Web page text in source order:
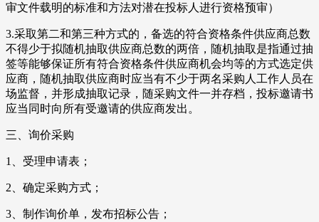
审文件载明的标准和方法对潜在投标人进行资格预审）
3.采取第二和第三种方式的，备选的符合资格条件供应商总数
不得少于拟随机抽取供应商总数的两倍，随机抽取是指通过抽
签等能够保证所有符合资格条件供应商机会均等的方式选定供
应商，随机抽取供应商时应当有不少于两名采购人工作人员在
场监督，并形成抽取记录，随采购文件一并存档，投标邀请书
应当同时向所有受邀请的供应商发出。
三、询价采购
1、受理申请表；
2、确定采购方式；
3、制作询价单，发布招标公告；